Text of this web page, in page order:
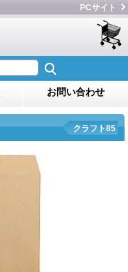
PCサイト
お問い合わせ
クラフト85